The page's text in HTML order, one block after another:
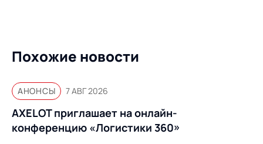
База знаний
Похожие новости
АНОНСЫ 7 АВГ 2026
AXELOT приглашает на онлайн-
конференцию «Логистики 360»